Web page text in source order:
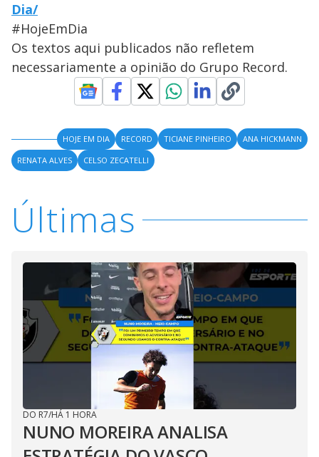
Dia/
#HojeEmDia
Os textos aqui publicados não refletem
necessariamente a opinião do Grupo Record.
HOJE EM DIA RECORD TICIANE PINHEIRO
ANA HICKMANN
RENATA ALVES
CELSO ZECATELLI
Últimas
DO R7/HÁ 1 HORA
NUNO MOREIRA ANALISA